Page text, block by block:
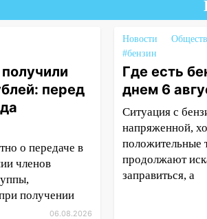
перед
о передаче в
членов
получении
06.08.2026
Новости
#бензин
Где есть
днем 6
Ситуация с
напряженной,
положительные
продолжают
заправиться, а